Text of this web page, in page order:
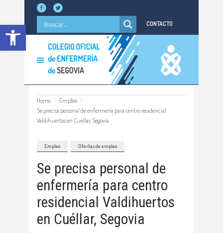
Abrir barra de herramientas CONTACTO
Home
Empleo
Se precisa personal de enfermería para centro residencial
Valdihuertos en Cuéllar, Segovia
Empleo Ofertas de empleo
Se precisa personal de
enfermería para centro
residencial Valdihuertos
en Cuéllar, Segovia